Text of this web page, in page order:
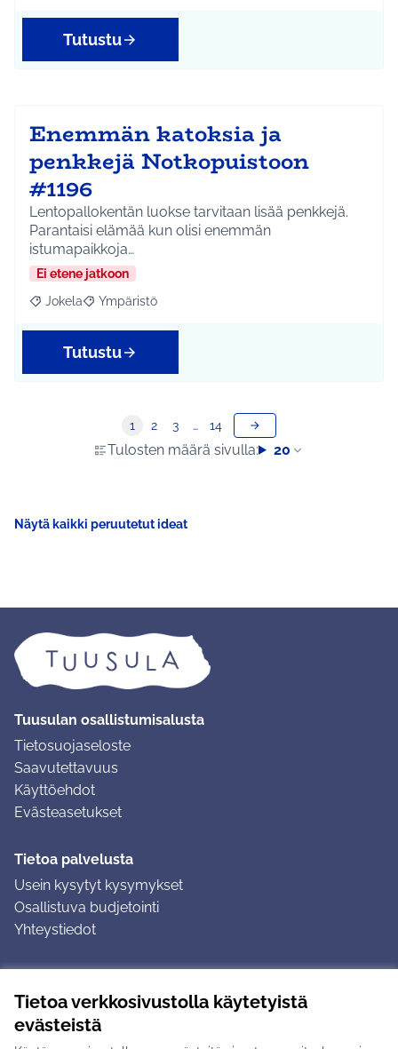
Tietoa verkkosivustolla käytetyistä
evästeistä
Tutustu
Enemmän katoksia ja
penkkejä Notkopuistoon
#1196
Lentopallokentän luokse tarvitaan lisää penkkejä.
Parantaisi elämää kun olisi enemmän
istumapaikkoja…
Ei etene jatkoon
Rajaa tulokset aihepiirin mukaan: Jokela
Jokela Rajaa tulokset teeman mukaan: Ympäristö
Ympäristö
Tutustu
Tulosten määrä sivulla: 20
1 2 3 … 14
Näytä kaikki peruutetut ideat
Tuusulan osallistumisalusta
Tietosuojaseloste
Saavutettavuus
Käyttöehdot
Evästeasetukset
Tietoa palvelusta
Usein kysytyt kysymykset
Osallistuva budjetointi
Yhteystiedot
Ohjeet kirjautumiseen
Ohjeet kommentin jättämiseen